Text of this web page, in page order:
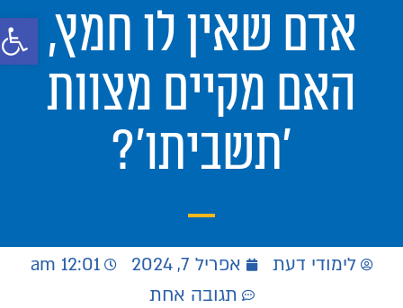
פתח אדם שאין לו חמץ,
האם מקיים מצוות
'תשביתו'?
לימודי דעת אפריל 7, 2024
12:01 am
תגובה אחת